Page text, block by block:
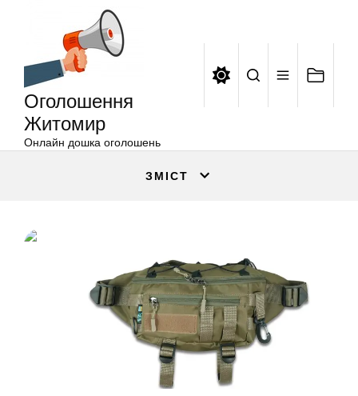
Оголошення
Житомир
Онлайн дошка оголошень
ЗМІСТ